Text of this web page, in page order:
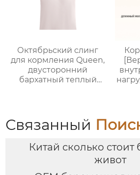
Октябрьский слинг
для кормления Queen,
двусторонний
бархатный теплый
после родов, большой
размер
Связанный
Китай сколько
живот